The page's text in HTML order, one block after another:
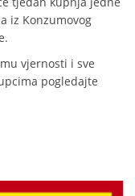
iz Konzumovog
vjernosti i sve
pogledajte